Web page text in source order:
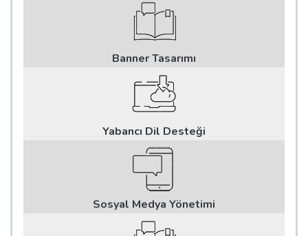
Banner Tasarımı
Yabancı Dil Desteği
Sosyal Medya Yönetimi